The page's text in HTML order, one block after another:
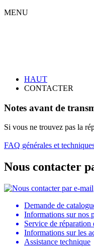
MENU
HAUT
CONTACTER
Notes avant de
Si vous ne trouvez pas la
FAQ générales et
Nous contacter
Demande de
Informations sur nos
Service de réparation
Informations sur les
Assistance technique